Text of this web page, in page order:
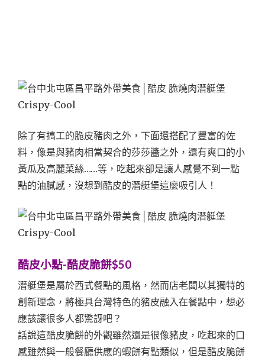
除了有搞工的脆皮豬肉之外，下面還搭配了豐富的佐
料，像是與豬肉相當契合的莎莎醬之外，還有爽口的小
黃瓜及高麗菜絲……等，吃起來卻是讓人感覺不到一點
點的油膩感，沒想到酷皮的潛艇堡這麼吸引人！
酷皮小點-酷皮脆餅$50
潛艇堡是屬於西式餐點的風格，然而店老闆以其獨特的
創新理念，將極具台灣特色的豬皮融入在餐點中，想必
應該讓很多人都驚訝吧？
話說這酷皮脆餅的外觀雖然還是很像豬皮，吃起來的口
感雖然與一般餐廳供應的蝦餅有點類似，但是酷皮脆餅